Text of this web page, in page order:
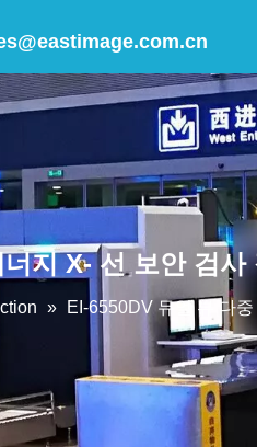
지 X- 선 보안 검사
» EI-6550DV 듀얼 뷰 다